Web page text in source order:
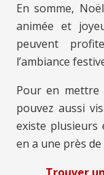
En somme,
animée et
peuvent
l’ambiance
Pour en mettre
pouvez aussi
existe plusieurs
en a une près